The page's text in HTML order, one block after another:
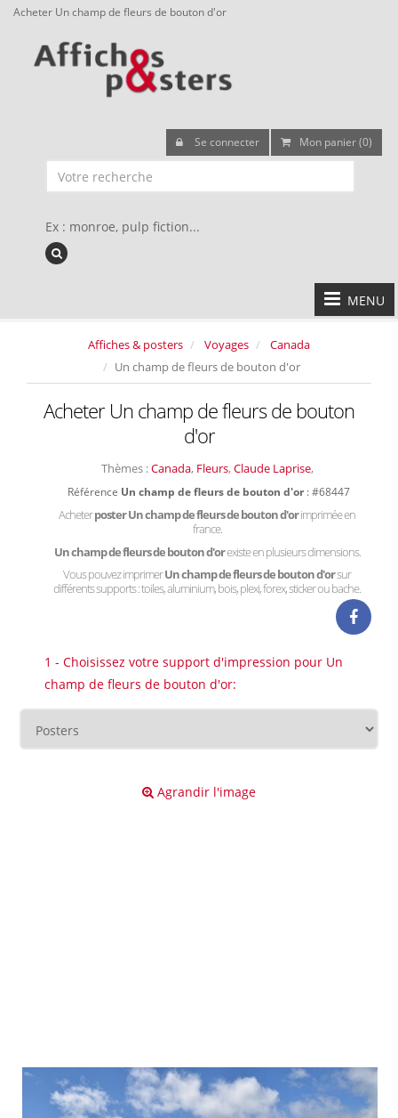
Acheter Un champ de fleurs de bouton d'or
Se connecter Mon panier (0)
Ex : monroe, pulp fiction...
MENU
Affiches & posters Voyages
Canada
Un champ de fleurs de bouton d'or
Acheter Un champ de fleurs de bouton
d'or
Thèmes :Canada, Fleurs, Claude Laprise,
Référence Un champ de fleurs de bouton d'or: #68447
Acheterposter Un champ de fleurs de bouton d'orimprimée en
france.
Un champ de fleurs de bouton d'orexiste en plusieurs dimensions.
Vous pouvez imprimerUn champ de fleurs de bouton d'orsur
différents supports : toiles, aluminium, bois, plexi, forex, sticker ou bache.
1 - Choisissez votre support d'impression pour Un
champ de fleurs de bouton d'or:
Agrandir l'image